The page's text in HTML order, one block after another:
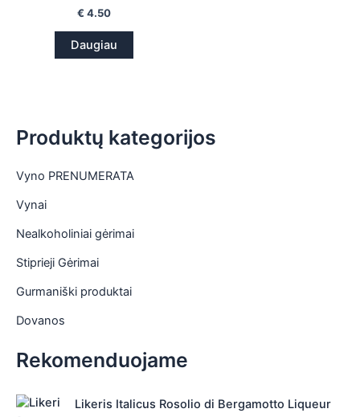
Produktų kategorijos
Vyno PRENUMERATA
Vynai
Nealkoholiniai gėrimai
Stiprieji Gėrimai
Gurmaniški produktai
Dovanos
Rekomenduojame
Likeris Italicus Rosolio di Bergamotto Liqueur
€ 4.50
Daugiau